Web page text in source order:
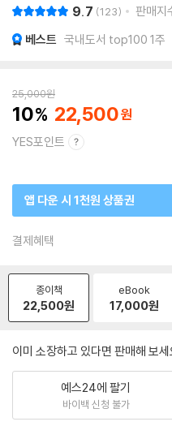
9.7 123 판매지
베스트 국내도서 top100 1주
25,000원
10 22,500
YES포인트
앱 다운 시 1천원 상품권
결제혜택
종이책
22,500원
eBook
17,000원
이미 소장하고 있다면 판매해 보세
예스24에 팔기
바이백 신청 불가